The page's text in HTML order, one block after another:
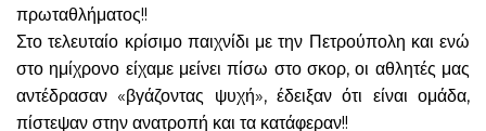
πρωταθλήματος!!
Στο τελευταίο κρίσιμο παιχνίδι με την Πετρούπολη και ενώ
στο ημίχρονο είχαμε μείνει πίσω στο σκορ, οι αθλητές μας
αντέδρασαν «βγάζοντας ψυχή», έδειξαν ότι είναι ομάδα,
πίστεψαν στην ανατροπή και τα κατάφεραν!!